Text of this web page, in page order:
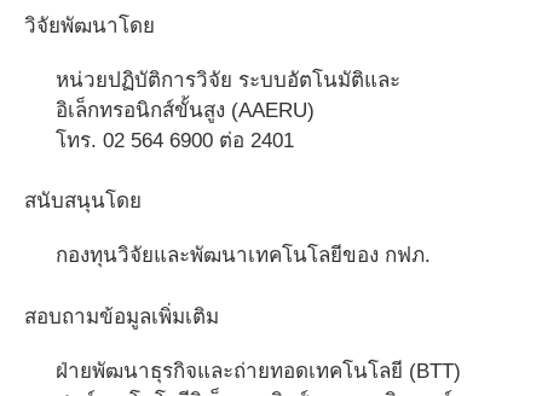
วิจัยพัฒนาโดย
หน่วยปฏิบัติการวิจัย ระบบอัตโนมัติและ
อิเล็กทรอนิกส์ขั้นสูง (AAERU)
โทร. 02 564 6900 ต่อ 2401
สนับสนุนโดย
กองทุนวิจัยและพัฒนาเทคโนโลยีของ กฟภ.
สอบถามข้อมูลเพิ่มเติม
ฝ่ายพัฒนาธุรกิจและถ่ายทอดเทคโนโลยี (BTT)